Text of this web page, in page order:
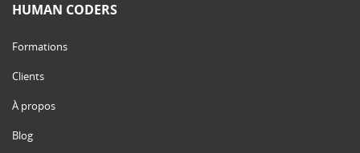
HUMAN CODERS
Formations
Clients
À propos
Blog